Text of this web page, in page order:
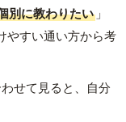
別に教わりたい 」
やすい通い方から考
わせて見ると、自分